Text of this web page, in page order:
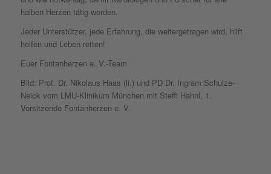
halben Herzen tätig werden.
Jeder Unterstützer, jede Erfahrung, die weitergetragen wird, hilft
helfen und Leben retten!
Euer Fontanherzen e. V.-Team
Bild: Prof. Dr. Nikolaus Haas (li.) und PD Dr. Ingram Schulze-
Neick vom LMU-Klinikum München mit Steffi Hahnl, 1.
Vorsitzende Fontanherzen e. V.